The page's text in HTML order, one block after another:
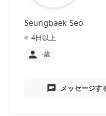
Seungbaek Seo
4日以上
-歳
メッセージす